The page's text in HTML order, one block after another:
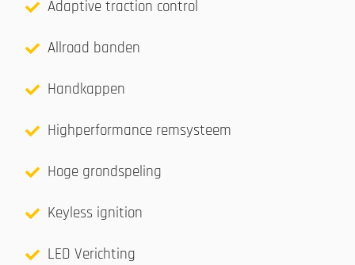
Adaptive traction control
Allroad banden
Handkappen
Highperformance remsysteem
Hoge grondspeling
Keyless ignition
LED Verichting